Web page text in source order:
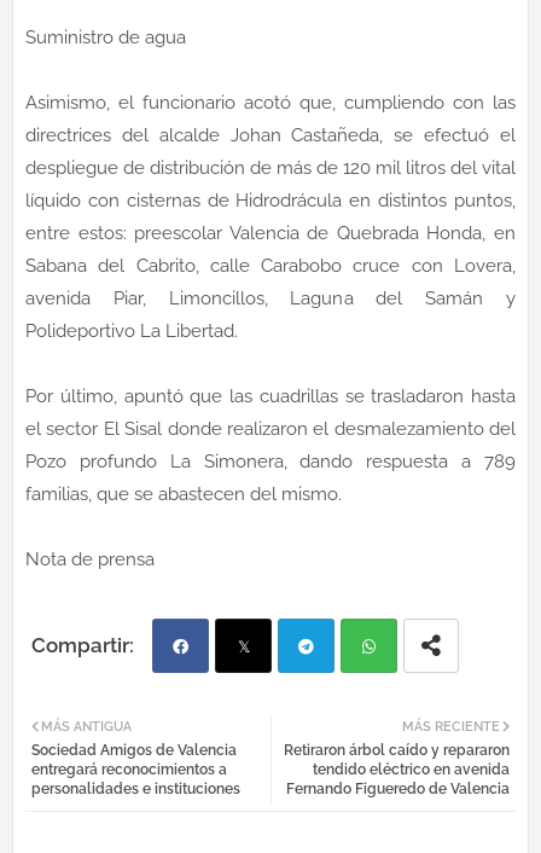
Suministro de agua
Asimismo, el funcionario acotó que, cumpliendo con las
directrices del alcalde Johan Castañeda, se efectuó el
despliegue de distribución de más de 120 mil litros del vital
líquido con cisternas de Hidrodrácula en distintos puntos,
entre estos: preescolar Valencia de Quebrada Honda, en
Sabana del Cabrito, calle Carabobo cruce con Lovera,
avenida Piar, Limoncillos, Laguna del Samán y
Polideportivo La Libertad.
Por último, apuntó que las cuadrillas se trasladaron hasta
el sector El Sisal donde realizaron el desmalezamiento del
Pozo profundo La Simonera, dando respuesta a 789
familias, que se abastecen del mismo.
Nota de prensa
ebo tter egr atsa
MÁS RECIENTE
Retiraron árbol caído y repararon
tendido eléctrico en avenida
Fernando Figueredo de Valencia
MÁS ANTIGUA
Sociedad Amigos de Valencia
entregará reconocimientos a
personalidades e instituciones